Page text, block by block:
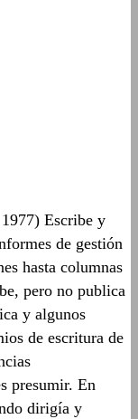
Escribe y
de gestión
hasta columnas
pero no publica
y algunos
de escritura de
presumir. En
dirigía y